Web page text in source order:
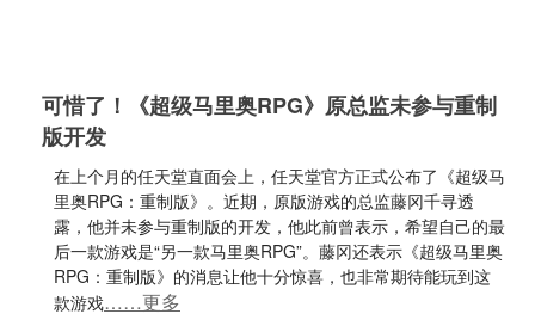
可惜了！《超级马里奥RPG》原总监未参与重制
版开发
在上个月的任天堂直面会上，任天堂官方正式公布了《超级马
里奥RPG：重制版》。近期，原版游戏的总监藤冈千寻透
露，他并未参与重制版的开发，他此前曾表示，希望自己的最
后一款游戏是“另一款马里奥RPG”。藤冈还表示《超级马里奥
RPG：重制版》的消息让他十分惊喜，也非常期待能玩到这
款游戏……更多